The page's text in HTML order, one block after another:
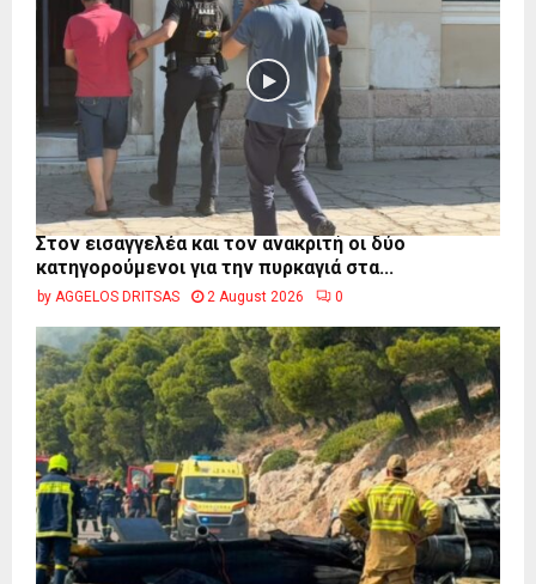
Στον εισαγγελέα και τον ανακριτή οι δύο
κατηγορούμενοι για την πυρκαγιά στα...
by AGGELOS DRITSAS 2 August 2026 0